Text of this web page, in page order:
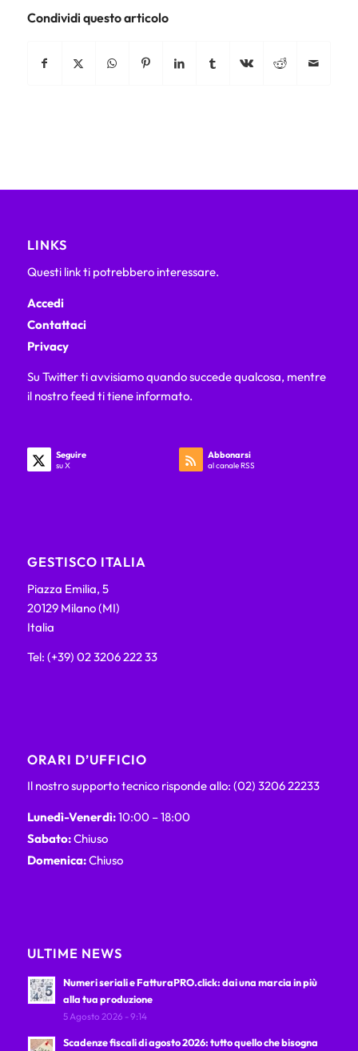
Condividi questo articolo
LINKS
Questi link ti potrebbero interessare.
Accedi
Contattaci
Privacy
Su Twitter ti avvisiamo quando succede qualcosa, mentre
il nostro feed ti tiene informato.
Seguire
su X
Abbonarsi
al canale RSS
GESTISCO ITALIA
Piazza Emilia, 5
20129 Milano (MI)
Italia
Tel: (+39) 02 3206 222 33
ORARI D’UFFICIO
Il nostro supporto tecnico risponde allo: (02) 3206 22233
Lunedì-Venerdì:10:00 – 18:00
Sabato:Chiuso
Domenica:Chiuso
ULTIME NEWS
Numeri seriali e FatturaPRO.click: dai una marcia in più
alla tua produzione
5 Agosto 2026 - 9:14
Scadenze fiscali di agosto 2026: tutto quello che bisogna